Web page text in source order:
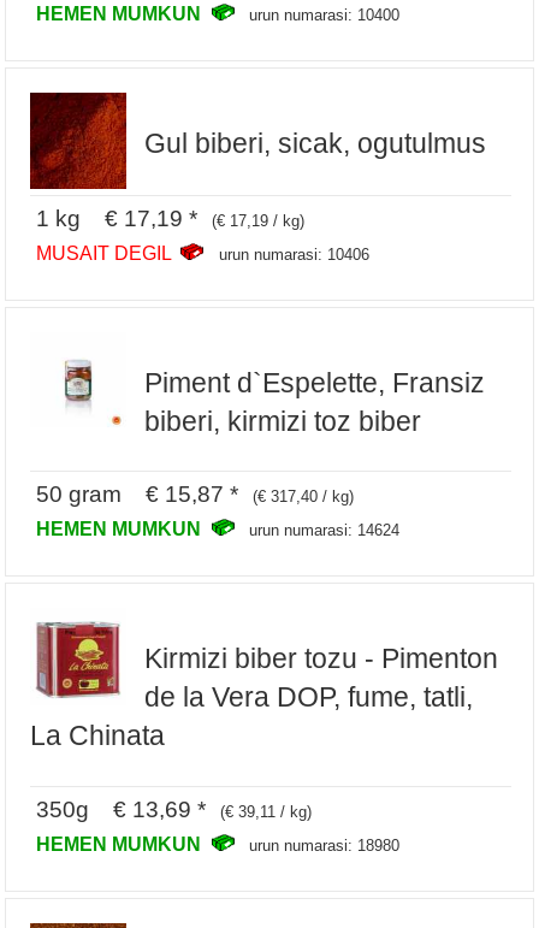
HEMEN MUMKUN urun numarasi: 10400
Gul biberi, sicak, ogutulmus
1 kg € 17,19 * (€ 17,19 / kg)
MUSAIT DEGIL urun numarasi: 10406
Piment d`Espelette, Fransiz
biberi, kirmizi toz biber
50 gram € 15,87 * (€ 317,40 / kg)
HEMEN MUMKUN urun numarasi: 14624
Kirmizi biber tozu - Pimenton
de la Vera DOP, fume, tatli,
La Chinata
350g € 13,69 * (€ 39,11 / kg)
HEMEN MUMKUN urun numarasi: 18980